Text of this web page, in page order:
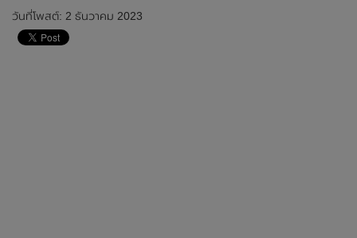
วันที่โพสต์: 2 ธันวาคม 2023